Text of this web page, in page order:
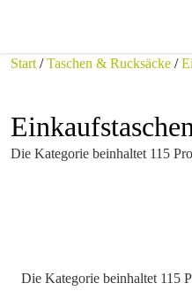
Start /Taschen & Rucksäcke /
Einkaufstaschen
Die Kategorie beinhaltet 115
Die Kategorie beinhaltet 115